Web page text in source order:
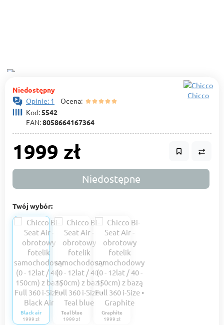
Niedostępny
Opinie: 1
Ocena:
Kod:5542
EAN:8058664167364
Chicco
1999 zł
Niedostępne
Twój wybór:
Black air
1999 zł
Teal blue
1999 zł
Graphite
1999 zł